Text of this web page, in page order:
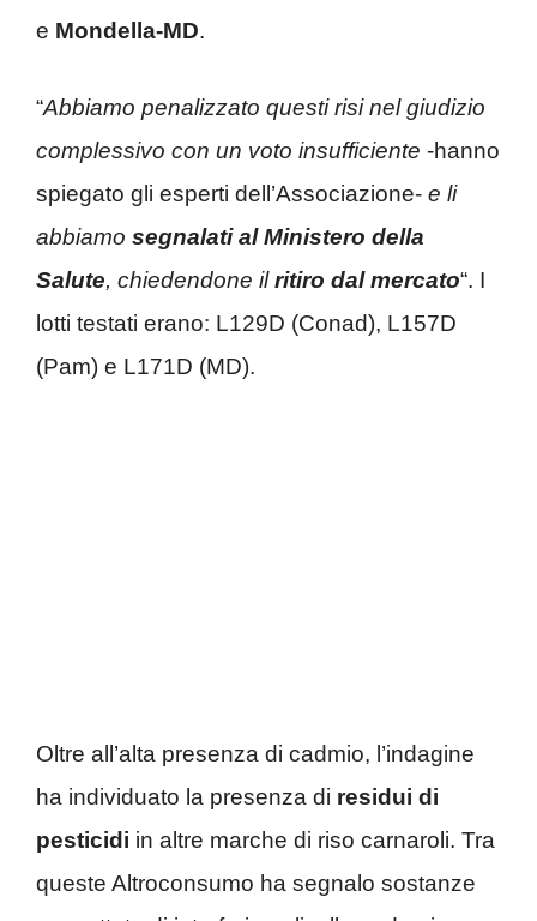
e Mondella-MD.
“Abbiamo penalizzato questi risi nel giudizio
complessivo con un voto insufficiente -hanno
spiegato gli esperti dell’Associazione- e li
abbiamo segnalati al Ministero della
Salute, chiedendone ilritiro dal mercato“. I
lotti testati erano: L129D (Conad), L157D
(Pam) e L171D (MD).
Oltre all’alta presenza di cadmio, l’indagine
ha individuato la presenza di residui di
pesticidi in altre marche di riso carnaroli. Tra
queste Altroconsumo ha segnalo sostanze